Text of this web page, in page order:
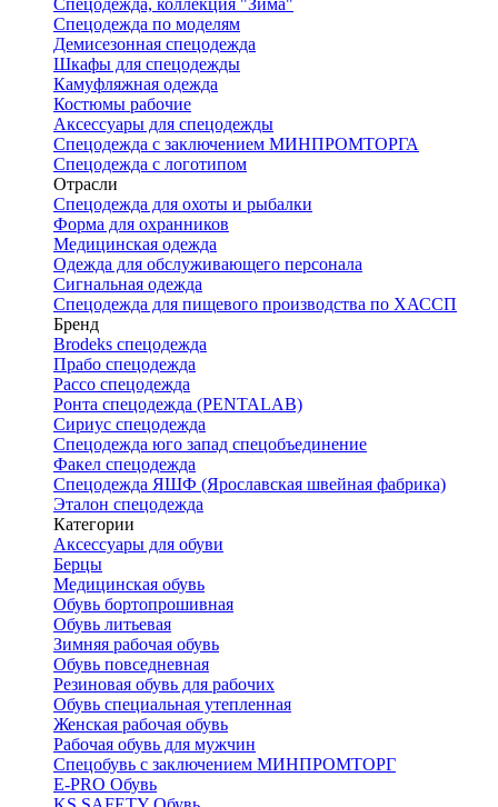
Спецодежда, коллекция "Зима"
Спецодежда по моделям
Демисезонная спецодежда
Шкафы для спецодежды
Камуфляжная одежда
Костюмы рабочие
Аксессуары для спецодежды
Спецодежда с заключением МИНПРОМТОРГА
Спецодежда с логотипом
Отрасли
Спецодежда для охоты и рыбалки
Форма для охранников
Медицинская одежда
Одежда для обслуживающего персонала
Сигнальная одежда
Спецодежда для пищевого производства по ХАССП
Бренд
Brodeks спецодежда
Прабо спецодежда
Рассо спецодежда
Ронта спецодежда (PENTALAB)
Сириус спецодежда
Спецодежда юго запад спецобъединение
Факел спецодежда
Спецодежда ЯШФ (Ярославская швейная фабрика)
Эталон спецодежда
Категории
Аксессуары для обуви
Берцы
Медицинская обувь
Обувь бортопрошивная
Обувь литьевая
Зимняя рабочая обувь
Обувь повседневная
Резиновая обувь для рабочих
Обувь специальная утепленная
Женская рабочая обувь
Рабочая обувь для мужчин
Спецобувь с заключением МИНПРОМТОРГ
E-PRO Обувь